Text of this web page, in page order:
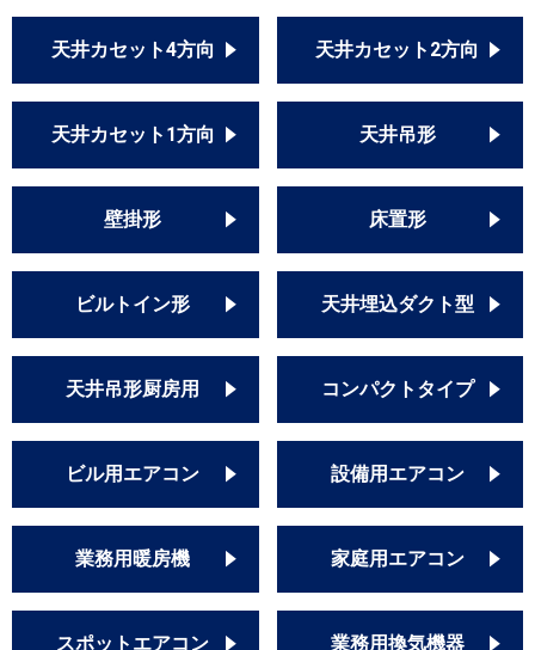
FDUV1405HPA5SA
FDUK1405HP5S
パナソニック
PA-P140FE6HDN
PA-P140FE6HD
PA-P140FE6HDNB
PA-P140FE6HDB
PA-P140FE7HDB
天井カセット4方向 天井カセット2方向
天井カセット1方向 天井吊形
壁掛形 床置形
ビルトイン形 天井埋込ダクト型
天井吊形厨房用 コンパクトタイプ
ビル用エアコン 設備用エアコン
業務用暖房機 家庭用エアコン
スポットエアコン 業務用換気機器